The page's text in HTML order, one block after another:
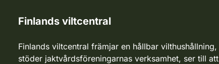
Finlands viltcentral
Finlands viltcentral främjar en hållbar vilthushållning,
stöder jaktvårdsföreningarnas verksamhet, ser till att